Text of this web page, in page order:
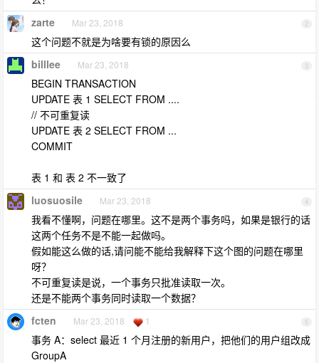
2
zarte Mar 23, 2018
这个问题不就是为啥要有锁的原因么
3
billlee Mar 23, 2018
BEGIN TRANSACTION
UPDATE 表 1 SELECT FROM ....
// 不可重复读
UPDATE 表 2 SELECT FROM ...
COMMIT
表 1 和 表 2 不一致了
4
luosuosile Mar 23, 2018
我看不懂啊，问题在哪里。这不是两个事务吗，如果是银行的话
这两个任务不是不能一起做吗。
假如能这么做的话,请问能不能给我解释下这个图的问题在哪里
呀？
不可重复读是说，一个事务只批准读取一次。
还是不能两个事务同时读取一个数据？
5
fcten Mar 23, 2018 1
事务 A：select 最近 1 个月注册的新用户，把他们的用户组改成
GroupA